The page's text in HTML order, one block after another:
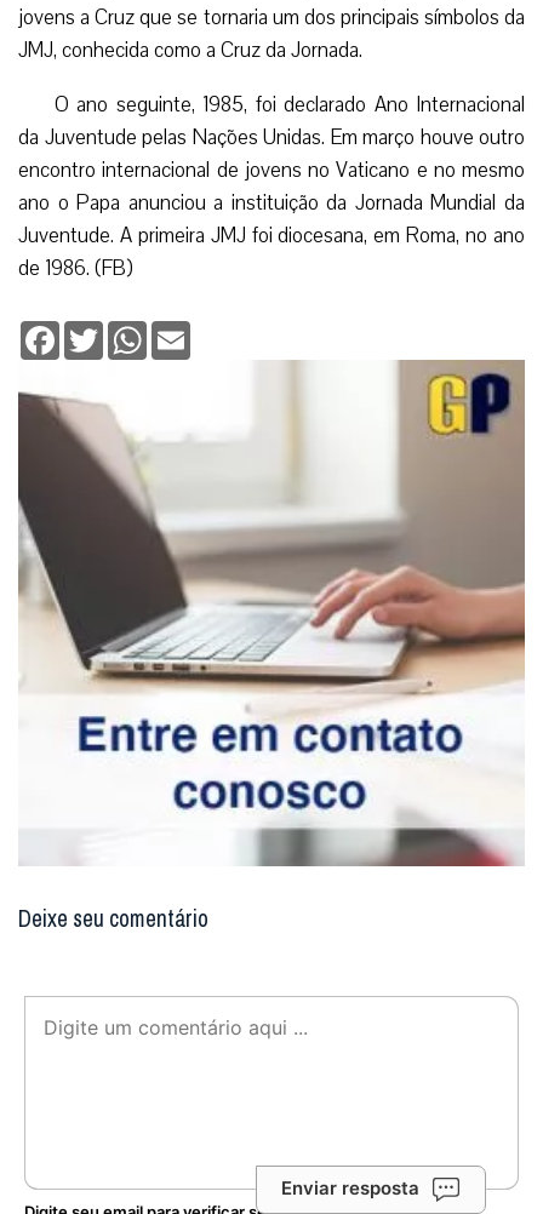
jovens a Cruz que se tornaria um dos principais símbolos da
JMJ, conhecida como a Cruz da Jornada.
O ano seguinte, 1985, foi declarado Ano Internacional
da Juventude pelas Nações Unidas. Em março houve outro
encontro internacional de jovens no Vaticano e no mesmo
ano o Papa anunciou a instituição da Jornada Mundial da
Juventude. A primeira JMJ foi diocesana, em Roma, no ano
de 1986. (FB)
Facebook
TwitterWhatsApp
Deixe seu comentário
Enviar resposta